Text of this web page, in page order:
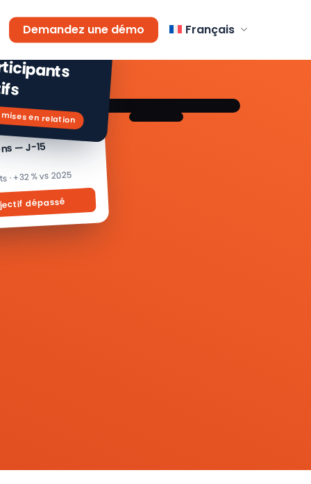
Demandez une démo Français
— J-15
· +32 % vs 2025
dépassé
de
mises en relation